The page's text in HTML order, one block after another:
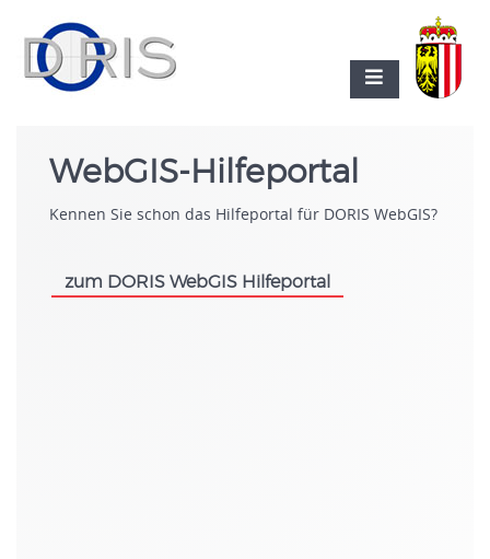
WebGIS-Hilfeportal
Kennen Sie schon das Hilfeportal für DORIS WebGIS?
zum DORIS WebGIS Hilfeportal